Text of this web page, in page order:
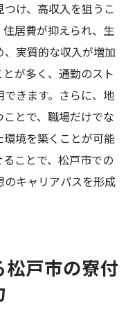
け、高収入を狙うこ
居費が抑えられ、生
実質的な収入が増加
が多く、通勤のスト
きます。さらに、地
とで、職場だけでな
境を築くことが可能
ことで、松戸市での
キャリアパスを形成
戸市の寮付